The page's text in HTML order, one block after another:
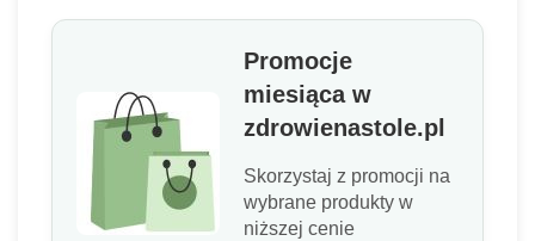
Promocje
miesiąca w
zdrowienastole.pl
Skorzystaj z promocji na
wybrane produkty w
niższej cenie